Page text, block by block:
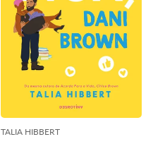
TALIA HIBBERT